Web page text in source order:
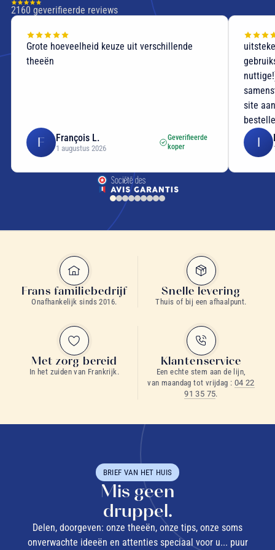
2160 geverifieerde reviews
Grote hoeveelheid keuze uit verschillende
theeën
F François L.
1 augustus 2026
Geverifieerde
koper
site
I
Frans familiebedrijf
Onafhankelijk sinds 2016.
Snelle levering
Thuis of bij een afhaalpunt.
Met zorg bereid
In het zuiden van Frankrijk.
Klantenservice
Een echte stem aan de lijn,
van maandag tot vrijdag : 04 22
91 35 75.
BRIEF VAN HET HUIS
Mis geen
druppel.
Delen, doorgeven: onze theeën, onze tips, onze soms
onverwachte ideeën en attenties speciaal voor u... puur